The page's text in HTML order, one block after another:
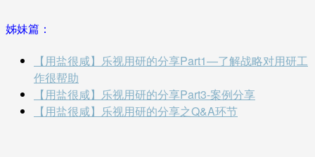
姊妹篇：
【用盐很咸】乐视用研的分享Part1—了解战略对用研工
作很帮助
【用盐很咸】乐视用研的分享Part3-案例分享
【用盐很咸】乐视用研的分享之Q&A环节